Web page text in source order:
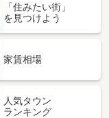
「住みたい街」
を見つけよう
家賃相場
人気タウン
ランキング